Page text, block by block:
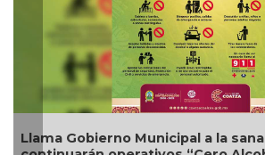
Municipal a la sana convivencia: